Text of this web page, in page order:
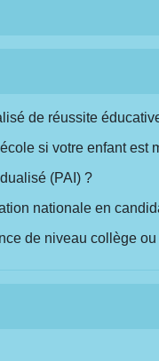
de réussite
si votre enfant est
(PAI) ?
nationale en
de niveau collège